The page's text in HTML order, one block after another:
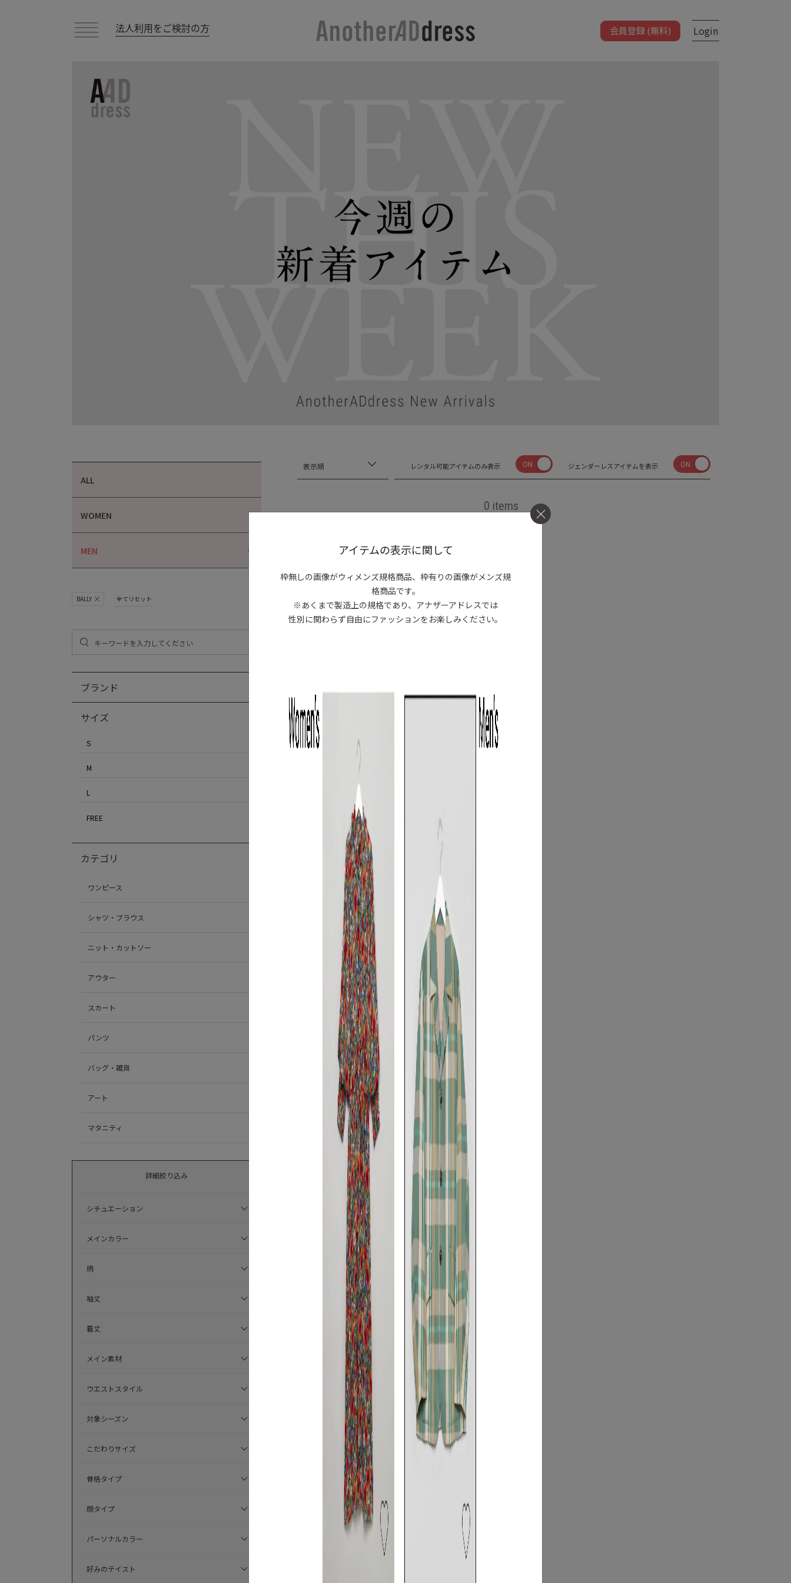
法人利用をご検討の方 会員登録 (無料) Login
ALL
WOMEN
MEN
BALLY 全てリセット
ブランド
サイズ
S
M
L
FREE
カテゴリ
ワンピース
シャツ・ブラウス
ニット・カットソー
アウター
スカート
パンツ
バッグ・雑貨
アート
マタニティ
詳細絞り込み
シチュエーション
メインカラー
柄
袖丈
着丈
メイン素材
ウエストスタイル
対象シーズン
こだわりサイズ
骨格タイプ
顔タイプ
パーソナルカラー
好みのテイスト
表示順 レンタル可能アイテムのみ表示 ON ジェンダーレスアイテムを表示 ON
0 items
アイテムの表示に関して
枠無しの画像がウィメンズ規格商品、 枠有りの画像がメンズ規
格商品です。
※あくまで製造上の規格であり、アナザーアドレスでは
性別に関わらず自由にファッションをお楽しみください。